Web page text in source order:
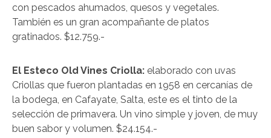
con pescados ahumados, quesos y vegetales.
También es un gran acompañante de platos
gratinados. $12.759.-
El Esteco Old Vines Criolla: elaborado con uvas
Criollas que fueron plantadas en 1958 en cercanías de
la bodega, en Cafayate, Salta, este es el tinto de la
selección de primavera. Un vino simple y joven, de muy
buen sabor y volumen. $24.154.-